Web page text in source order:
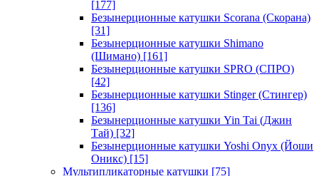
[177]
Безынерционные катушки Scorana (Скорана)
[31]
Безынерционные катушки Shimano
(Шимано) [161]
Безынерционные катушки SPRO (СПРО)
[42]
Безынерционные катушки Stinger (Стингер)
[136]
Безынерционные катушки Yin Tai (Джин
Тай) [32]
Безынерционные катушки Yoshi Onyx (Йоши
Оникс) [15]
Мультипликаторные катушки [75]